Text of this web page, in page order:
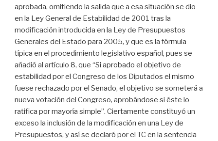
aprobada, omitiendo la salida que a esa situación se dio
en la Ley General de Estabilidad de 2001 tras la
modificación introducida en la Ley de Presupuestos
Generales del Estado para 2005, y que es la fórmula
típica en el procedimiento legislativo español, pues se
añadió al artículo 8, que “Si aprobado el objetivo de
estabilidad por el Congreso de los Diputados el mismo
fuese rechazado por el Senado, el objetivo se someterá a
nueva votación del Congreso, aprobándose si éste lo
ratifica por mayoría simple”. Ciertamente constituyó un
exceso la inclusión de la modificación en una Ley de
Presupuestos, y así se declaró por el TC en la sentencia